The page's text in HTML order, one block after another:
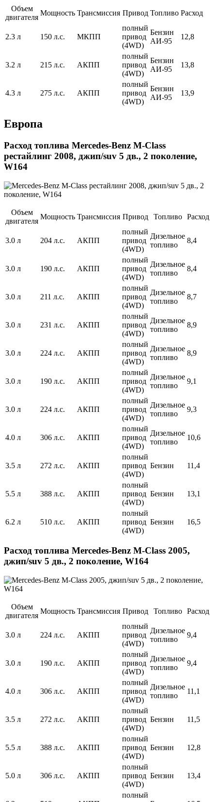
Объем
двигателя
Мощность Трансмиссия Привод Топливо Расход
2.3 л 150 л.с. МКПП
полный
привод
(4WD)
Бензин
АИ-95
12,8
3.2 л 215 л.с. АКПП
полный
привод
(4WD)
Бензин
АИ-95
13,8
4.3 л 275 л.с. АКПП
полный
привод
(4WD)
Бензин
АИ-95
13,9
Европа
Расход топлива Mercedes-Benz M-Class
рестайлинг 2008, джип/suv 5 дв., 2 поколение,
W164
Объем
двигателя
Мощность Трансмиссия Привод Топливо Расход
3.0 л 204 л.с. АКПП
полный
привод
(4WD)
Дизельное
топливо
8,4
3.0 л 190 л.с. АКПП
полный
привод
(4WD)
Дизельное
топливо
8,4
3.0 л 211 л.с. АКПП
полный
привод
(4WD)
Дизельное
топливо
8,7
3.0 л 231 л.с. АКПП
полный
привод
(4WD)
Дизельное
топливо
8,9
3.0 л 224 л.с. АКПП
полный
привод
(4WD)
Дизельное
топливо
8,9
3.0 л 190 л.с. АКПП
полный
привод
(4WD)
Дизельное
топливо
9,1
3.0 л 224 л.с. АКПП
полный
привод
(4WD)
Дизельное
топливо
9,3
4.0 л 306 л.с. АКПП
полный
привод
(4WD)
Дизельное
топливо
10,6
3.5 л 272 л.с. АКПП
полный
привод
(4WD)
Бензин 11,4
5.5 л 388 л.с. АКПП
полный
привод
(4WD)
Бензин 13,1
6.2 л 510 л.с. АКПП
полный
привод
(4WD)
Бензин 16,5
Расход топлива Mercedes-Benz M-Class 2005,
джип/suv 5 дв., 2 поколение, W164
Объем
двигателя
Мощность Трансмиссия Привод Топливо Расход
3.0 л 224 л.с. АКПП
полный
привод
(4WD)
Дизельное
топливо
9,4
3.0 л 190 л.с. АКПП
полный
привод
(4WD)
Дизельное
топливо
9,4
4.0 л 306 л.с. АКПП
полный
привод
(4WD)
Дизельное
топливо
11,1
3.5 л 272 л.с. АКПП
полный
привод
(4WD)
Бензин 11,5
5.5 л 388 л.с. АКПП
полный
привод
(4WD)
Бензин 12,8
5.0 л 306 л.с. АКПП
полный
привод
(4WD)
Бензин 13,4
полный